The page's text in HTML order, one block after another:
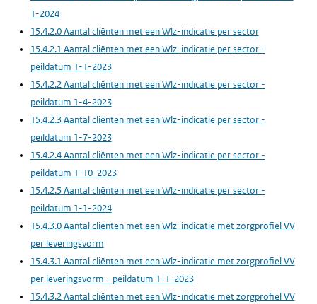
1-2024
15.4.2.0 Aantal cliënten met een Wlz-indicatie per sector
15.4.2.1 Aantal cliënten met een Wlz-indicatie per sector -
peildatum 1-1-2023
15.4.2.2 Aantal cliënten met een Wlz-indicatie per sector -
peildatum 1-4-2023
15.4.2.3 Aantal cliënten met een Wlz-indicatie per sector -
peildatum 1-7-2023
15.4.2.4 Aantal cliënten met een Wlz-indicatie per sector -
peildatum 1-10-2023
15.4.2.5 Aantal cliënten met een Wlz-indicatie per sector -
peildatum 1-1-2024
15.4.3.0 Aantal cliënten met een Wlz-indicatie met zorgprofiel VV
per leveringsvorm
15.4.3.1 Aantal cliënten met een Wlz-indicatie met zorgprofiel VV
per leveringsvorm - peildatum 1-1-2023
15.4.3.2 Aantal cliënten met een Wlz-indicatie met zorgprofiel VV